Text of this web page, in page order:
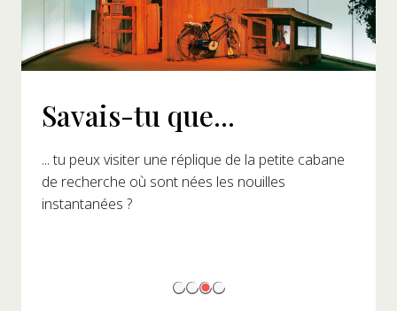
Savais-tu que...
... tu peux visiter une réplique de la petite cabane
de recherche où sont nées les nouilles
instantanées ?